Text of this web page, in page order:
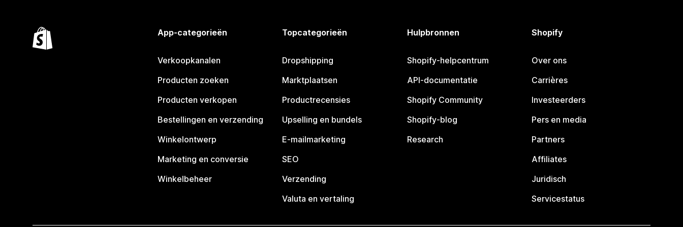
App-categorieën
Verkoopkanalen
Producten zoeken
Producten verkopen
Bestellingen en verzending
Winkelontwerp
Marketing en conversie
Winkelbeheer
Topcategorieën
Dropshipping
Marktplaatsen
Productrecensies
Upselling en bundels
E-mailmarketing
SEO
Verzending
Valuta en vertaling
Hulpbronnen
Shopify-helpcentrum
API-documentatie
Shopify Community
Shopify-blog
Research
Shopify
Over ons
Carrières
Investeerders
Pers en media
Partners
Affiliates
Juridisch
Servicestatus